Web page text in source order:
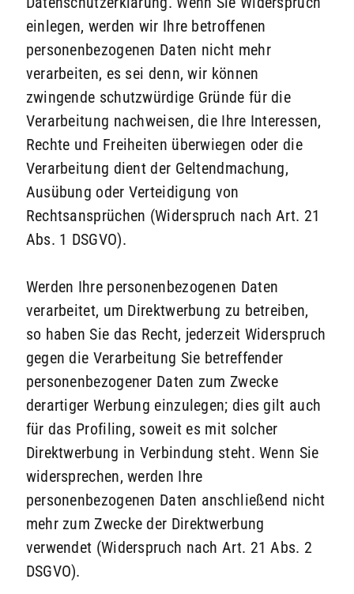
einlegen, werden wir Ihre betroffenen
personenbezogenen Daten nicht mehr
verarbeiten, es sei denn, wir können
zwingende schutzwürdige Gründe für die
Verarbeitung nachweisen, die Ihre Interessen,
Rechte und Freiheiten überwiegen oder die
Verarbeitung dient der Geltendmachung,
Ausübung oder Verteidigung von
Rechtsansprüchen (Widerspruch nach Art. 21
Abs. 1 DSGVO).
Werden Ihre personenbezogenen Daten
verarbeitet, um Direktwerbung zu betreiben,
so haben Sie das Recht, jederzeit Widerspruch
gegen die Verarbeitung Sie betreffender
personenbezogener Daten zum Zwecke
derartiger Werbung einzulegen; dies gilt auch
für das Profiling, soweit es mit solcher
Direktwerbung in Verbindung steht. Wenn Sie
widersprechen, werden Ihre
personenbezogenen Daten anschließend nicht
mehr zum Zwecke der Direktwerbung
verwendet (Widerspruch nach Art. 21 Abs. 2
DSGVO).